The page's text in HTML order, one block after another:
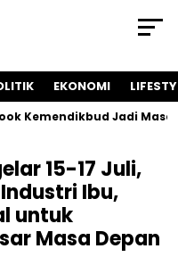
EKONOMI
Jadi Masalah
15-17 Juli,
Ibu,
untuk
Masa Depan